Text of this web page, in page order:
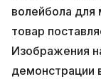
волейбола для
товар
Изображения
демонстрации